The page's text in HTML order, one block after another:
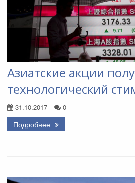
Азиатские акции
технологический
31.10.2017 0
Подробнее